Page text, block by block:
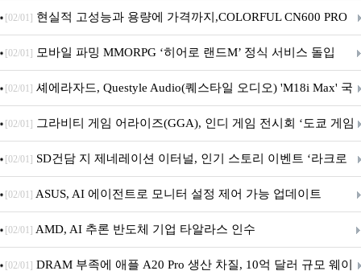
브랜드데이 기획전 진행
[02/01] 현실적 고성능과 용량에 가격까지,COLORFUL CN600 PRO
M.2 NVMe 디앤디컴 1TB
[02/01] 모바일 파밍 MMORPG ‘히어로 랜드M’ 정식 서비스 돌입
[02/01] 셰에라자드, Questyle Audio(퀘스타일 오디오) 'M18i Max' 국
내 정식 출시
[02/01] 그라비티 게임 어라이즈(GGA), 인디 게임 전시회 ‘도쿄 게임
던전 13’ 참가!
[02/01] SD건담 지 제네레이션 이터널, 인기 스토리 이벤트 ‘라크로
아의 용사’ 재개최 및 풍성한 기념 이벤트 실시!
[02/01] ASUS, AI 에이전트로 모니터 설정 제어 가능 업데이트
[02/01] AMD, AI 추론 반도체 기업 타알라스 인수
[02/01] DRAM 부족에 애플 A20 Pro 생산 차질, 10억 달러 규모 웨이